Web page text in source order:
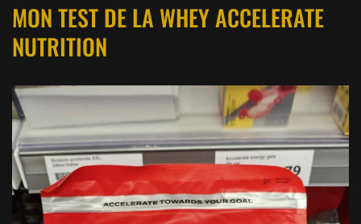
MON TEST DE LA WHEY ACCELERATE
NUTRITION